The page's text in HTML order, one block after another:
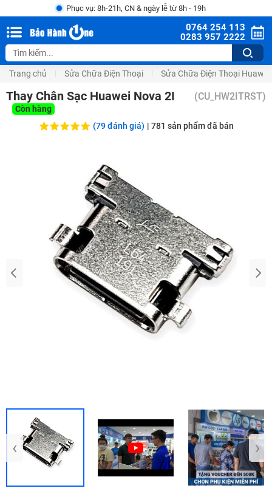
Phục vụ: 8h-21h, CN & ngày lễ từ 8h - 19h
0764 254 113
0283 957 2222
Trang chủ Sửa Chữa Điện Thoại Sửa Chữa Điện Thoại Huawei
Thay Chân Sạc Huawei Nova 2I (CU_HW2ITRST)
Còn hàng
(79 đánh giá) | 781 sản phẩm đã bán
‹ ›